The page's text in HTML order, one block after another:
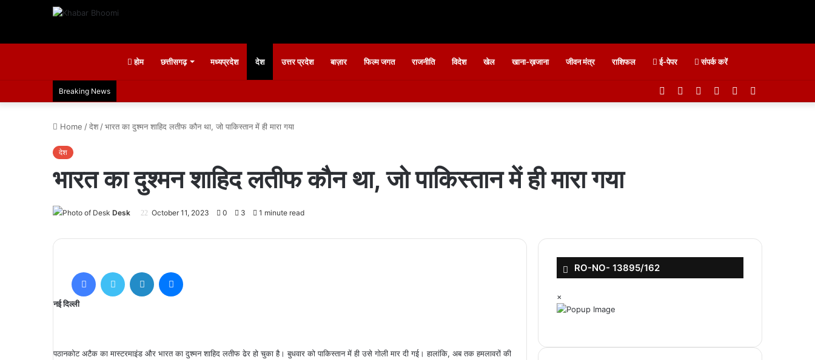
होम छत्तीसगढ़ मध्यप्रदेश देश उत्तर प्रदेश बाज़ार फिल्म जगत राजनीति विदेश खेल खाना-ख़जाना जीवन मंत्र राशिफल ई-पेपर संपर्क करें
Breaking News Telegram
Instagram
YouTube
Twitter
Facebook
Home /देश /भारत का दुश्मन शाहिद लतीफ कौन था, जो पाकिस्तान में ही मारा गया
देश
भारत का दुश्मन शाहिद लतीफ कौन था, जो पाकिस्तान में ही मारा गया
Desk October 11, 2023 0 3 1 minute read
नई दिल्ली
पठानकोट अटैक का मास्टरमाइंड और भारत का दुश्मन शाहिद लतीफ ढेर हो चुका है। बुधवार को पाकिस्तान में ही उसे गोली मार दी गई। हालांकि, अब तक हमलावरों की
RO-NO- 13895/162
×